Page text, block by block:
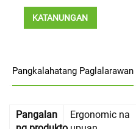
KATANUNGAN
Pangkalahatang Paglalarawan
Pangalan
Ergonomic na